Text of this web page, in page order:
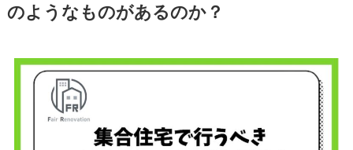
のようなものがあるのか？